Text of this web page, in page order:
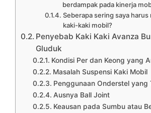
berdampak pada kinerja
Seberapa sering saya
kaki-kaki mobil?
Penyebab Kaki Kaki Avanza
Gluduk
Kondisi Per dan Keong yang
Masalah Suspensi Kaki Mobil
Penggunaan Onderstel yang
Ausnya Ball Joint
Keausan pada Sumbu atau